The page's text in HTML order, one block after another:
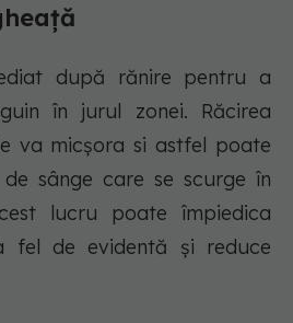
după rănire pentru a
în jurul zonei. Răcirea
va micșora si astfel poate
sânge care se scurge în
lucru poate împiedica
fel de evidentă și reduce